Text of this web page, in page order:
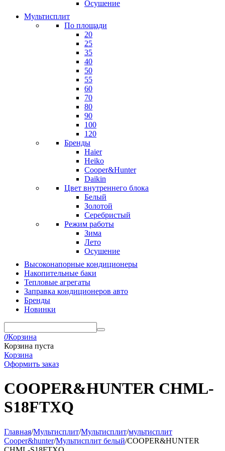
Осушение
Мультисплит
По площади
20
25
35
40
50
55
60
70
80
90
100
120
Бренды
Haier
Heiko
Cooper&Hunter
Daikin
Цвет внутреннего блока
Белый
Золотой
Серебристый
Режим работы
Зима
Лето
Осушение
Высоконапорные кондиционеры
Накопительные баки
Тепловые агрегаты
Заправка кондиционеров авто
Бренды
Новинки
0Корзина
Корзина пуста
Корзина
Оформить заказ
COOPER&HUNTER CHML-
S18FTXQ
Главная/Мультисплит/Мультисплит/мультисплит
Cooper&hunter/Мультисплит белый/COOPER&HUNTER